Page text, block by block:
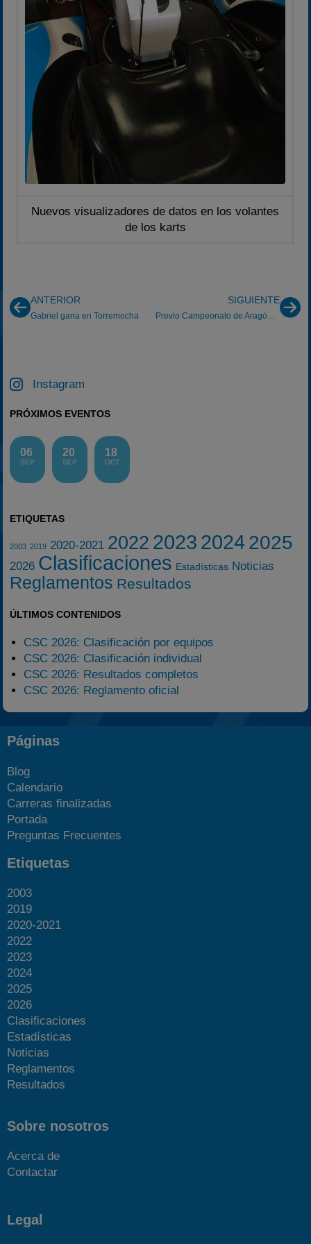
Nuevos visualizadores de datos en los volantes
de los karts
ANTERIOR
Gabriel gana en Torremocha
SIGUIENTE
Previo Campeonato de Aragón de Karting 4T: VIII GP Mozota V4
Instagram
PRÓXIMOS EVENTOS
06
SEP
20
SEP
18
OCT
ETIQUETAS
2003 2019 2020-2021 2022 2023 20242025
2026 Clasificaciones Estadísticas Noticias
Reglamentos Resultados
ÚLTIMOS CONTENIDOS
CSC 2026: Clasificación por equipos
CSC 2026: Clasificación individual
CSC 2026: Resultados completos
CSC 2026: Reglamento oficial
Páginas
Blog
Calendario
Carreras finalizadas
Portada
Preguntas Frecuentes
Etiquetas
2003
2019
2020-2021
2022
2023
2024
2025
2026
Clasificaciones
Estadísticas
Noticias
Reglamentos
Resultados
Sobre nosotros
Acerca de
Contactar
Legal